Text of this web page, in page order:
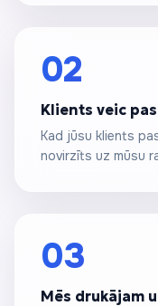
02
Klients veic
Kad jūsu klients
novirzīts uz mūsu
03
Mēs drukājam